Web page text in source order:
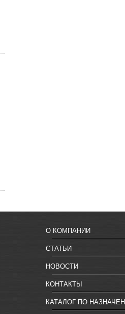
О КОМПАНИИ
СТАТЬИ
НОВОСТИ
КОНТАКТЫ
КАТАЛОГ ПО